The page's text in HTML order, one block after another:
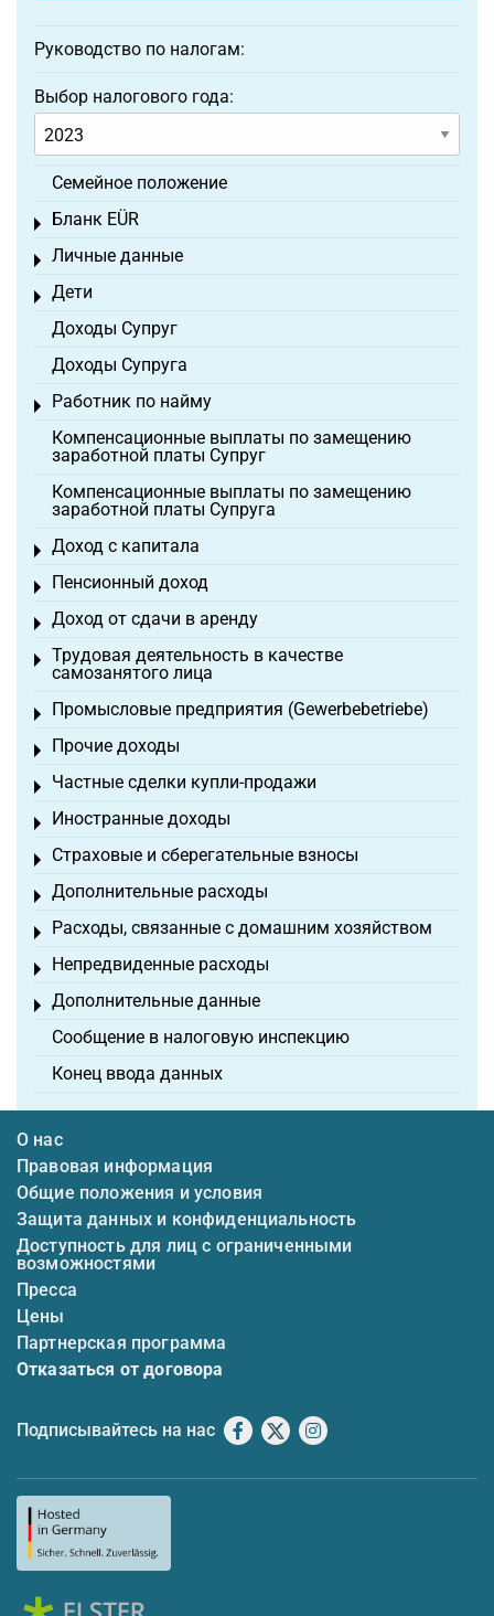
Руководство по налогам:
Выбор налогового года:
Семейное положение
Бланк EÜR
Toggle menu
Личные данные
Toggle menu
Дети
Toggle menu
Доходы Супруг
Доходы Супруга
Работник по найму
Toggle menu
Компенсационные выплаты по замещению
заработной платы Супруг
Компенсационные выплаты по замещению
заработной платы Супруга
Доход с капитала
Toggle menu
Пенсионный доход
Toggle menu
Доход от сдачи в аренду
Toggle menu
Трудовая деятельность в качестве
самозанятого лица
Toggle menu
Промысловые предприятия (Gewerbebetriebe)
Toggle menu
Прочие доходы
Toggle menu
Частные сделки купли-продажи
Toggle menu
Иностранные доходы
Toggle menu
Страховые и сберегательные взносы
Toggle menu
Дополнительные расходы
Toggle menu
Расходы, связанные с домашним хозяйством
Toggle menu
Непредвиденные расходы
Toggle menu
Дополнительные данные
Toggle menu
Сообщение в налоговую инспекцию
Конец ввода данных
О нас
Правовая информация
Общие положения и условия
Защита данных и конфиденциальность
Доступность для лиц с ограниченными
возможностями
Пресса
Цены
Партнерская программа
Отказаться от договора
Подписывайтесь на нас Facebook
X Instagram